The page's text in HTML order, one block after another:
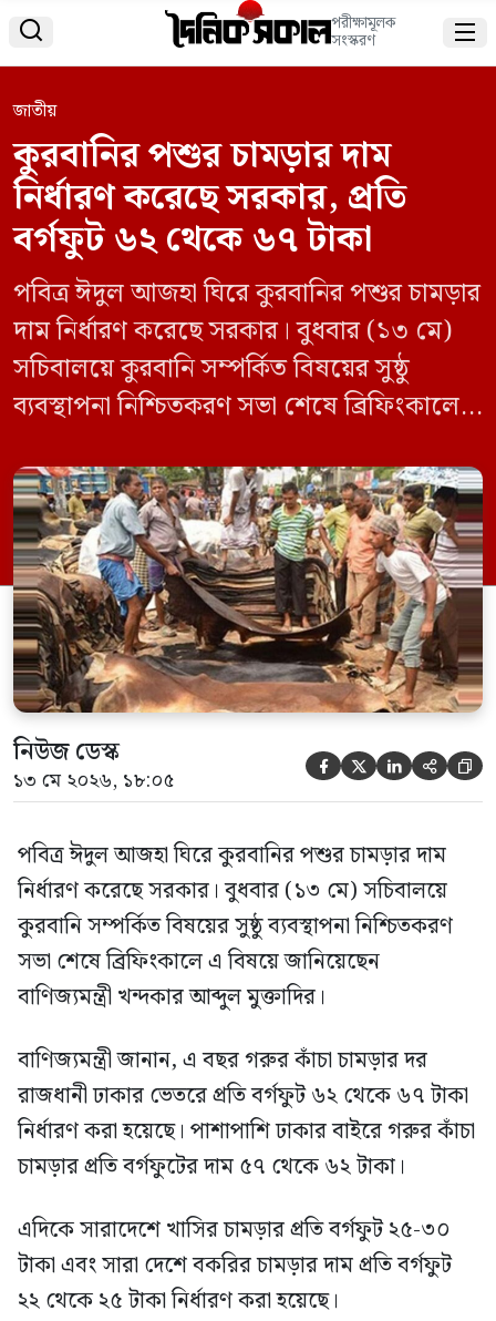
 পরীক্ষামূলক
সংস্করণ 
জাতীয়
কুরবানির পশুর চামড়ার দাম
নির্ধারণ করেছে সরকার, প্রতি
বর্গফুট ৬২ থেকে ৬৭ টাকা
পবিত্র ঈদুল আজহা ঘিরে কুরবানির পশুর চামড়ার
দাম নির্ধারণ করেছে সরকার। বুধবার (১৩ মে)
সচিবালয়ে কুরবানি সম্পর্কিত বিষয়ের সুষ্ঠু
ব্যবস্থাপনা নিশ্চিতকরণ সভা শেষে ব্রিফিংকালে এ
মুক্তাদির। বাণিজ্যমন্ত্রী জানান, এ বছর গরুর কাঁচা
চামড়ার দর রাজধানী ঢাকার ভেতরে প্রতি বর্গফুট
৬২ থেকে ৬৭ টাকা নির্ধারণ করা হয়েছে।
পাশাপাশি ঢাকার বাইরে গরুর […]
নিউজ ডেস্ক
১৩ মে ২০২৬, ১৮:০৫     
পবিত্র ঈদুল আজহা ঘিরে কুরবানির পশুর চামড়ার দাম
নির্ধারণ করেছে সরকার। বুধবার (১৩ মে) সচিবালয়ে
কুরবানি সম্পর্কিত বিষয়ের সুষ্ঠু ব্যবস্থাপনা নিশ্চিতকরণ
সভা শেষে ব্রিফিংকালে এ বিষয়ে জানিয়েছেন
বাণিজ্যমন্ত্রী খন্দকার আব্দুল মুক্তাদির।
বাণিজ্যমন্ত্রী জানান, এ বছর গরুর কাঁচা চামড়ার দর
রাজধানী ঢাকার ভেতরে প্রতি বর্গফুট ৬২ থেকে ৬৭ টাকা
নির্ধারণ করা হয়েছে। পাশাপাশি ঢাকার বাইরে গরুর কাঁচা
চামড়ার প্রতি বর্গফুটের দাম ৫৭ থেকে ৬২ টাকা।
এদিকে সারাদেশে খাসির চামড়ার প্রতি বর্গফুট ২৫-৩০
টাকা এবং সারা দেশে বকরির চামড়ার দাম প্রতি বর্গফুট
২২ থেকে ২৫ টাকা নির্ধারণ করা হয়েছে।